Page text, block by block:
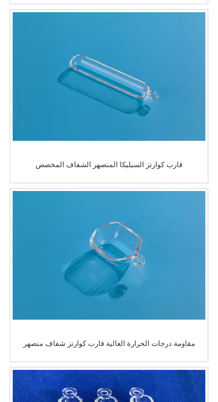
قارب كوارتز السيليكا المنصهر الشفاف المخصص
مقاومة درجات الحرارة العالية قارب كوارتز شفاف منصهر